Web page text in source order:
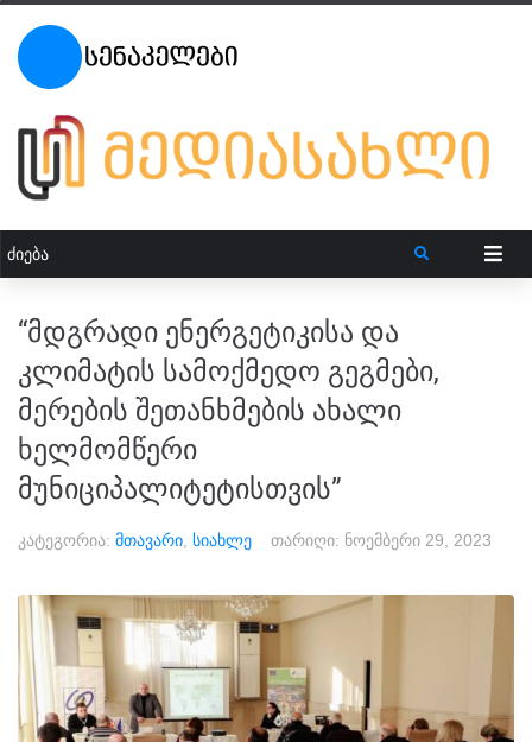
“მდგრადი ენერგეტიკისა და
კლიმატის სამოქმედო გეგმები,
მერების შეთანხმების ახალი
ხელმომწერი
მუნიციპალიტეტისთვის”
კატეგორია: მთავარი სიახლე თარიღი: ნოემბერი 29, 2023